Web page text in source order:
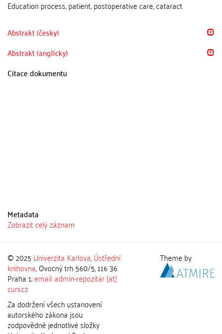
Education process, patient, postoperative care, cataract
Abstrakt (česky)
Abstrakt (anglicky)
Citace dokumentu
Metadata
Zobrazit celý záznam
© 2025 Univerzita Karlova,Ústřední
knihovna, Ovocný trh 560/5, 116 36
Praha 1;email: admin-repozitar [at]
cuni.cz
Za dodržení všech ustanovení
autorského zákona jsou
zodpovědné jednotlivé složky
Theme by